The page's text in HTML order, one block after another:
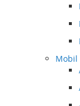
Mobil